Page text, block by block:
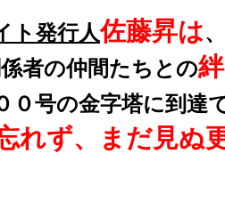
ト発行人佐藤昇は
者の仲間たちとの絆
０号の金字塔に到達
れず、まだ見ぬ